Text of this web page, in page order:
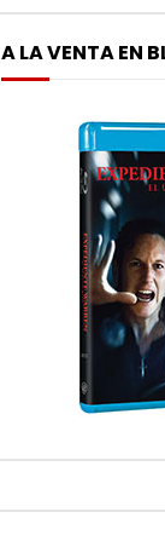
A LA VENTA EN